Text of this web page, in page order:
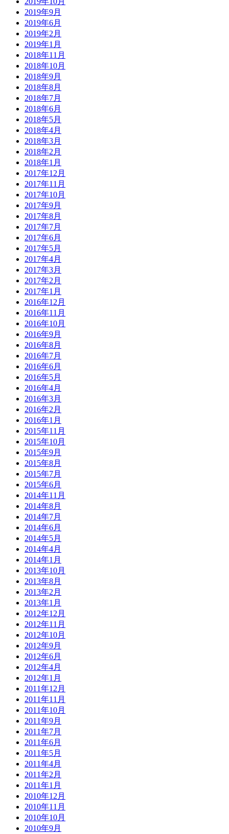
2019年9月
2019年6月
2019年2月
2019年1月
2018年11月
2018年10月
2018年9月
2018年8月
2018年7月
2018年6月
2018年5月
2018年4月
2018年3月
2018年2月
2018年1月
2017年12月
2017年11月
2017年10月
2017年9月
2017年8月
2017年7月
2017年6月
2017年5月
2017年4月
2017年3月
2017年2月
2017年1月
2016年12月
2016年11月
2016年10月
2016年9月
2016年8月
2016年7月
2016年6月
2016年5月
2016年4月
2016年3月
2016年2月
2016年1月
2015年11月
2015年10月
2015年9月
2015年8月
2015年7月
2015年6月
2014年11月
2014年8月
2014年7月
2014年6月
2014年5月
2014年4月
2014年1月
2013年10月
2013年8月
2013年2月
2013年1月
2012年12月
2012年11月
2012年10月
2012年9月
2012年6月
2012年4月
2012年1月
2011年12月
2011年11月
2011年10月
2011年9月
2011年7月
2011年6月
2011年5月
2011年4月
2011年2月
2011年1月
2010年12月
2010年11月
2010年10月
2010年9月